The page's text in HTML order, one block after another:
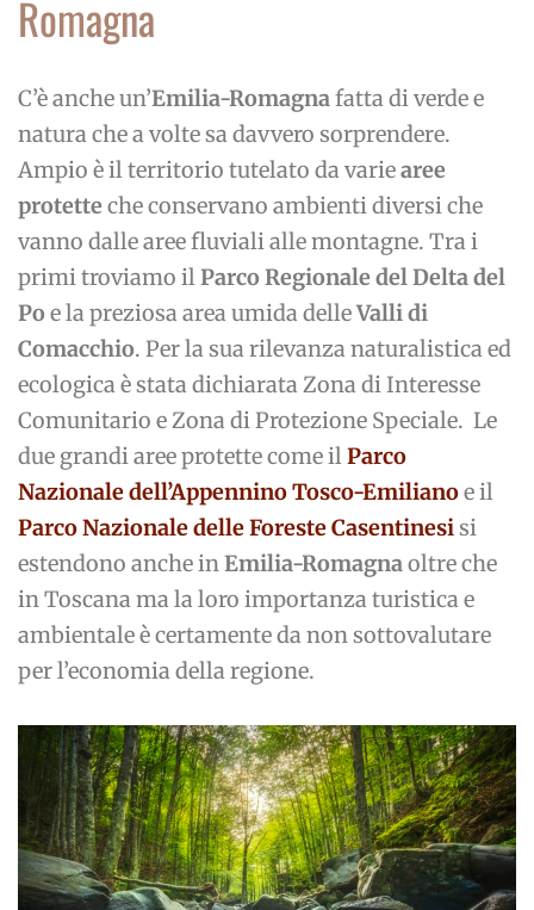
Romagna
C’è anche un’Emilia-Romagna fatta di verde e
natura che a volte sa davvero sorprendere.
Ampio è il territorio tutelato da variearee
protette che conservano ambienti diversi che
vanno dalle aree fluviali alle montagne. Tra i
primi troviamo il Parco Regionale del Delta del
Po e la preziosa area umida delleValli di
Comacchio. Per la sua rilevanza naturalistica ed
ecologica è stata dichiarata Zona di Interesse
Comunitario e Zona di Protezione Speciale. Le
due grandi aree protette come il Parco
Nazionale dell’Appennino Tosco-Emilianoe il
Parco Nazionale delle Foreste Casentinesi si
estendono anche in Emilia-Romagna oltre che
in Toscana ma la loro importanza turistica e
ambientale è certamente da non sottovalutare
per l’economia della regione.